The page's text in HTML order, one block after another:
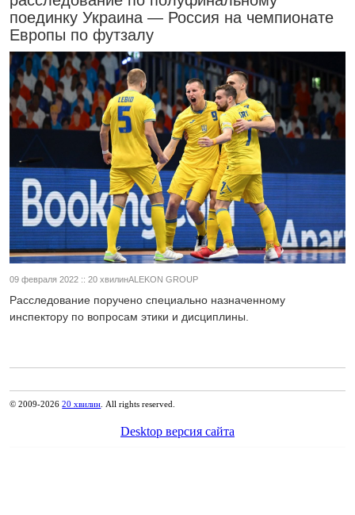
поединку Украина — Россия на чемпионате
Европы по футзалу
09 февраля 2022 :: 20 хвилинALEKON GROUP
Расследование поручено специально назначенному
инспектору по вопросам этики и дисциплины.
© 2009-202620 хвилин . All rights reserved.
Desktop версия сайта